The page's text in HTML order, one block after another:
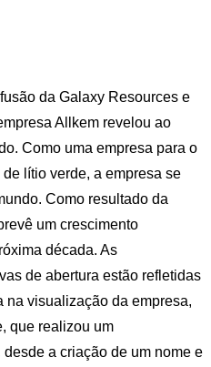
da Galaxy Resources e
Allkem revelou ao
Como uma empresa para o
lítio verde, a empresa se
Como resultado da
um crescimento
década. As
de abertura estão refletidas
na visualização da empresa,
que realizou um
a criação de um nome e